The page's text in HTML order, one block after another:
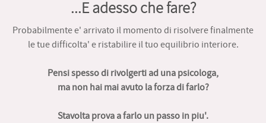
...E adesso che fare?
Probabilmente e' arrivato il momento di risolvere finalmente
le tue difficolta' e ristabilire il tuo equilibrio interiore.
Pensi spesso di rivolgerti ad una psicologa,
ma non hai mai avuto la forza di farlo?
Stavolta prova a farlo un passo in piu'.